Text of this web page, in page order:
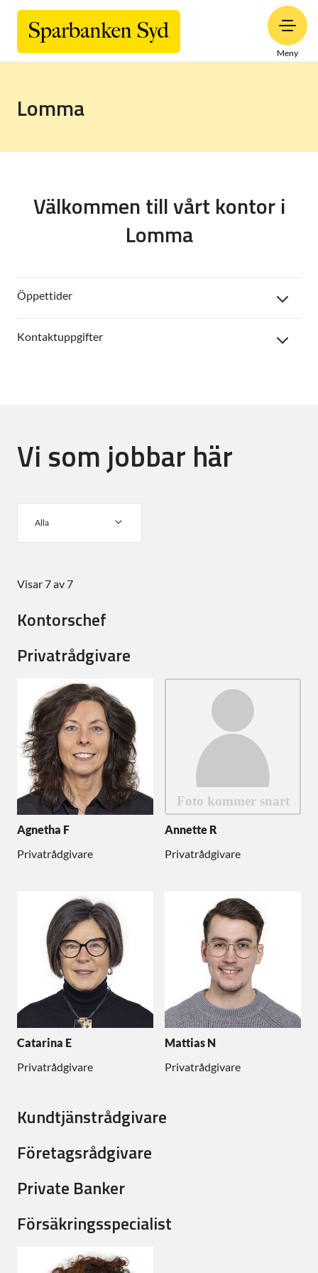
Meny
Lomma
Välkommen till vårt kontor i
Lomma
Öppettider
Kontaktuppgifter
Vi som jobbar här
Alla
Visar 7 av 7
Kontorschef
Privatrådgivare
Agnetha F
Privatrådgivare
Annette R
Privatrådgivare
Catarina E
Privatrådgivare
Mattias N
Privatrådgivare
Kundtjänstrådgivare
Företagsrådgivare
Private Banker
Försäkringsspecialist